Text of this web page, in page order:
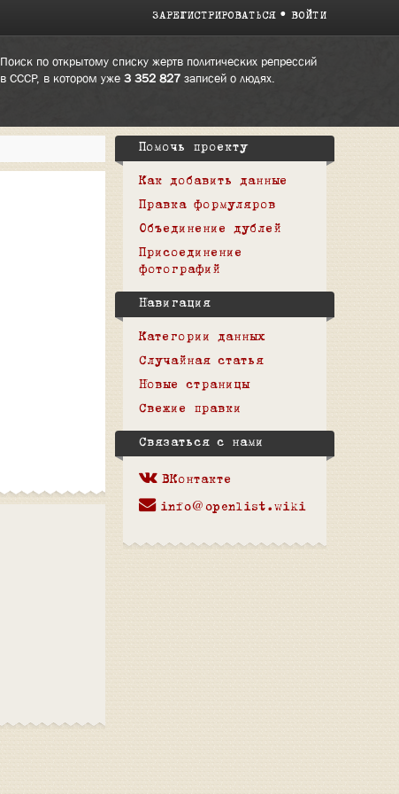
ЗАРЕГИСТРИРОВАТЬСЯ ВОЙТИ
Поиск по открытому списку жертв политических репрессий
в СССР, в котором уже 3 352 827записей о людях.
Помочь проекту
Как добавить данные
Правка формуляров
Объединение дублей
Присоединение
фотографий
Навигация
Категории данных
Случайная статья
Новые страницы
Свежие правки
Связаться с нами
ВКонтакте
info@openlist.wiki